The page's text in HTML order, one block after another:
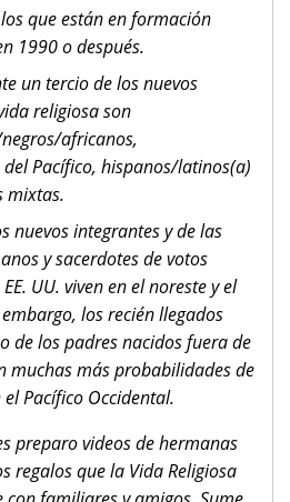
que están en formación
1990 o después.
un tercio de los nuevos
religiosa son
africanos,
Pacífico, hispanos/latinos(a)
mixtas.
nuevos integrantes y de las
y sacerdotes de votos
UU. viven en el noreste y el
los recién llegados
de los padres nacidos fuera de
muchas más probabilidades de
Pacífico Occidental.
preparo videos de hermanas
regalos que la Vida Religiosa